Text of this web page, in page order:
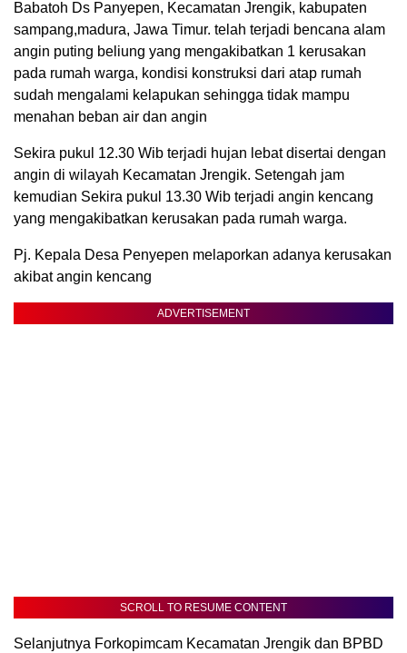
Babatoh Ds Panyepen, Kecamatan Jrengik, kabupaten
sampang,madura, Jawa Timur. telah terjadi bencana alam
angin puting beliung yang mengakibatkan 1 kerusakan
pada rumah warga, kondisi konstruksi dari atap rumah
sudah mengalami kelapukan sehingga tidak mampu
menahan beban air dan angin
Sekira pukul 12.30 Wib terjadi hujan lebat disertai dengan
angin di wilayah Kecamatan Jrengik. Setengah jam
kemudian Sekira pukul 13.30 Wib terjadi angin kencang
yang mengakibatkan kerusakan pada rumah warga.
Pj. Kepala Desa Penyepen melaporkan adanya kerusakan
akibat angin kencang
ADVERTISEMENT
SCROLL TO RESUME CONTENT
Selanjutnya Forkopimcam Kecamatan Jrengik dan BPBD